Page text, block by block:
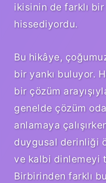
ikisinin de farklı
hissediyordu.
Bu hikâye,
bir yankı buluyor.
bir çözüm
genelde çözüm
anlamaya
duygusal derinliği
ve kalbi dinlemeyi
Birbirinden farklı